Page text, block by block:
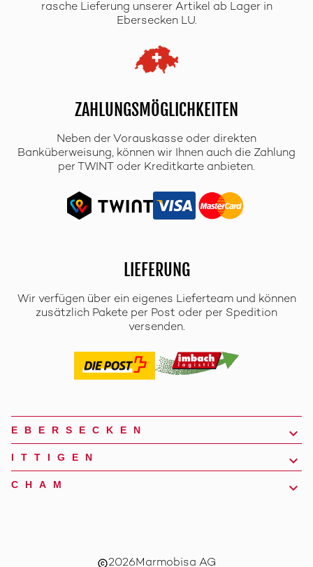
rasche Lieferung unserer Artikel ab Lager in
Ebersecken LU.
ZAHLUNGSMÖGLICHKEITEN
Neben der Vorauskasse oder direkten
Banküberweisung, können wir Ihnen auch die Zahlung
per TWINT oder Kreditkarte anbieten.
LIEFERUNG
Wir verfügen über ein eigenes Lieferteam und können
zusätzlich Pakete per Post oder per Spedition
versenden.
EBERSECKEN
ITTIGEN
CHAM
copyright2026Marmobisa AG